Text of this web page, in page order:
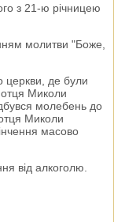
з 21-ю річницею
молитви "Боже,
церкви, де були
Миколи
молебень до
Миколи
масово
від алкоголю.